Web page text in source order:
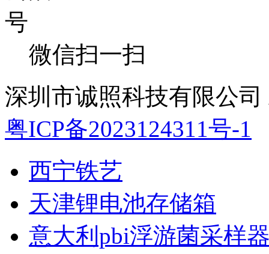
微信扫一扫
深圳市诚照科技有限公
粤ICP备2023124311号-1
西宁铁艺
天津锂电池存储箱
意大利pbi浮游菌采样